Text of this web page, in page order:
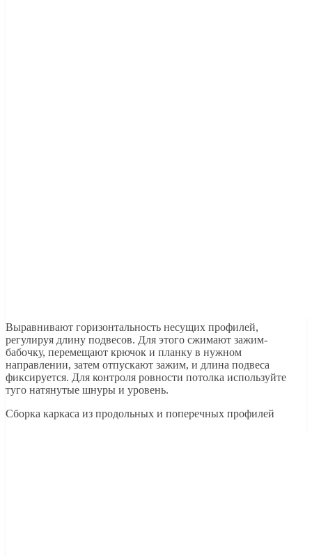
Выравнивают горизонтальность несущих профилей,
регулируя длину подвесов. Для этого сжимают зажим-
бабочку, перемещают крючок и планку в нужном
направлении, затем отпускают зажим, и длина подвеса
фиксируется. Для контроля ровности потолка используйте
туго натянутые шнуры и уровень.
Сборка каркаса из продольных и поперечных профилей